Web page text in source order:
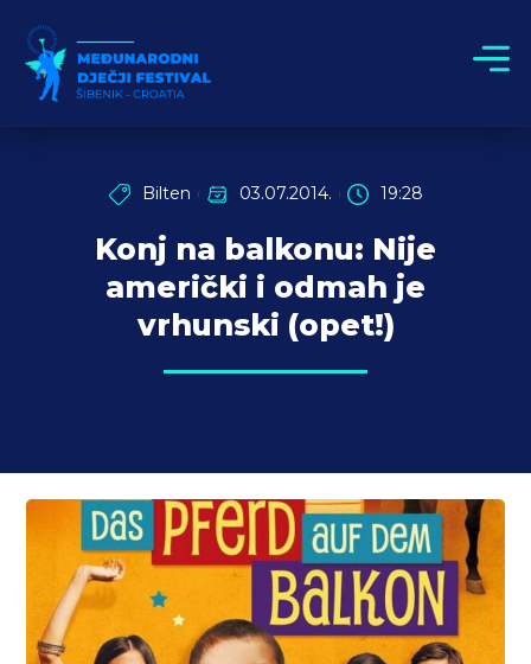
Bilten 03.07.2014. 19:28
Konj na balkonu: Nije
američki i odmah je
vrhunski (opet!)